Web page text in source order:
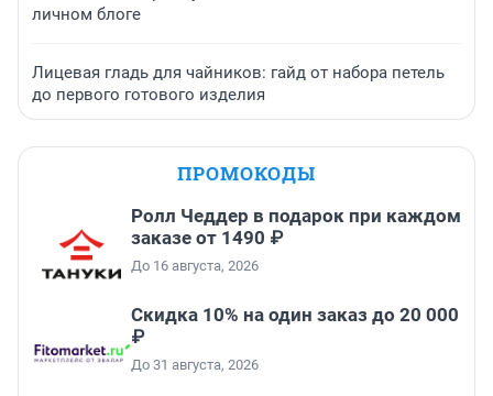
личном блоге
Лицевая гладь для чайников: гайд от набора петель
до первого готового изделия
ПРОМОКОДЫ
Ролл Чеддер в подарок при каждом
заказе от 1490 ₽
До 16 августа, 2026
Скидка 10% на один заказ до 20 000
₽
До 31 августа, 2026